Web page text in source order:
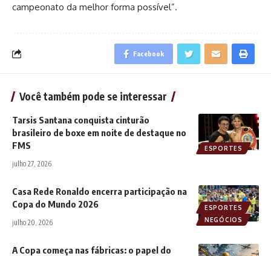
campeonato da melhor forma possível”.
Facebook
Você também pode se interessar
ESPORTES
Tarsis Santana conquista cinturão
brasileiro de boxe em noite de destaque no
FMS
julho 27, 2026
ESPORTES
NEGÓCIOS
Casa Rede Ronaldo encerra participação na
Copa do Mundo 2026
julho 20, 2026
A Copa começa nas fábricas: o papel do